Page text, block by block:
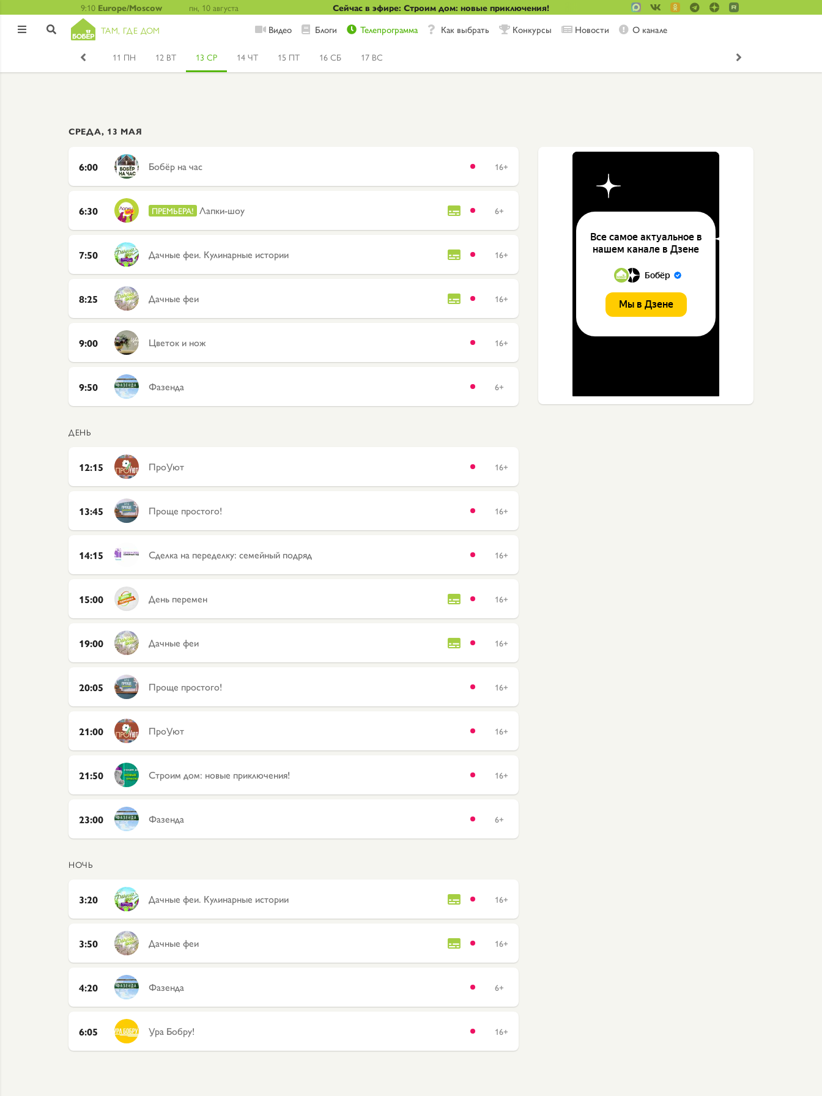
9:10 Europe/Moscow пн, 10 августа Сейчас в эфире: Строим дом: новые приключения!
  ТАМ, ГДЕ ДОМ Видео Блоги Телепрограмма Как выбрать Конкурсы Новости О канале
11 ПН 12 ВТ 13 СР 14 ЧТ 15 ПТ 16 СБ 17 ВС
СРЕДА, 13 МАЯ
6:00 Бобёр на час 16+
6:30 ПРЕМЬЕРА! Лапки-шоу 6+
7:50 Дачные феи. Кулинарные истории 16+
8:25 Дачные феи 16+
9:00 Цветок и нож 16+
9:50 Фазенда 6+
ДЕНЬ
12:15 ПроУют 16+
13:45 Проще простого! 16+
14:15 Сделка на переделку: семейный подряд 16+
15:00 День перемен 16+
19:00 Дачные феи 16+
20:05 Проще простого! 16+
21:00 ПроУют 16+
21:50 Строим дом: новые приключения! 16+
23:00 Фазенда 6+
НОЧЬ
3:20 Дачные феи. Кулинарные истории 16+
3:50 Дачные феи 16+
4:20 Фазенда 6+
6:05 Ура Бобру! 16+